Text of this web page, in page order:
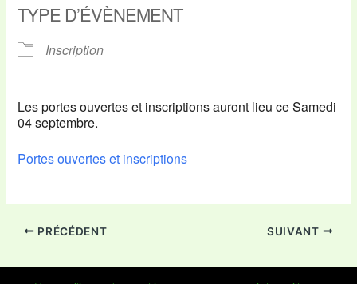
TYPE D’ÉVÈNEMENT
Inscription
Les portes ouvertes et inscriptions auront lieu ce Samedi
04 septembre.
Portes ouvertes et inscriptions
PRÉCÉDENT SUIVANT